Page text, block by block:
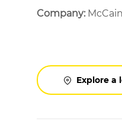
Company:
Explore a